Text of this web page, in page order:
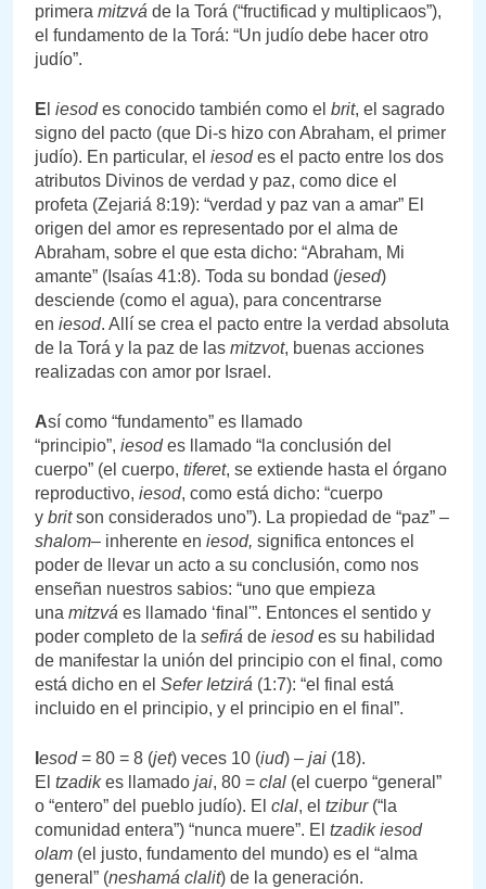
primera mitzvá de la Torá (“fructificad y multiplicaos”),
el fundamento de la Torá: “Un judío debe hacer otro
judío”.
E iesodes conocido también como el brit, el sagrado
signo del pacto (que Di-s hizo con Abraham, el primer
judío). En particular, el iesodes el pacto entre los dos
atributos Divinos de verdad y paz, como dice el
profeta (Zejariá 8:19): “verdad y paz van a amar” El
origen del amor es representado por el alma de
Abraham, sobre el que esta dicho: “Abraham, Mi
amante” (Isaías 41:8). Toda su bondad (jesed)
desciende (como el agua), para concentrarse
en iesod. Allí se crea el pacto entre la verdad absoluta
de la Torá y la paz de las mitzvot, buenas acciones
realizadas con amor por Israel.
Así como “fundamento” es llamado
“principio”, iesodes llamado “la conclusión del
cuerpo” (el cuerpo, tiferet, se extiende hasta el órgano
reproductivo, iesod, como está dicho: “cuerpo
y britson considerados uno”). La propiedad de “paz” –
shalom– inherente en iesod, significa entonces el
poder de llevar un acto a su conclusión, como nos
enseñan nuestros sabios: “uno que empieza
una mitzvá es llamado ‘final'”. Entonces el sentido y
poder completo de la sefirá de iesodes su habilidad
de manifestar la unión del principio con el final, como
está dicho en el Sefer Ietzirá (1:7): “el final está
incluido en el principio, y el principio en el final”.
esod= 80 = 8 (jet) veces 10 (iud) – jai (18).
El tzadikes llamado jai, 80 = clal (el cuerpo “general”
o “entero” del pueblo judío). El clal, el tzibur(“la
comunidad entera”) “nunca muere”. El tzadik iesod
olam (el justo, fundamento del mundo) es el “alma
general” (neshamá clalit) de la generación.